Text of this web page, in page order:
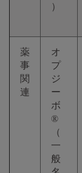
）
薬
事
関
連
オ
プ
ジ
ー
ボ
®
（
一
般